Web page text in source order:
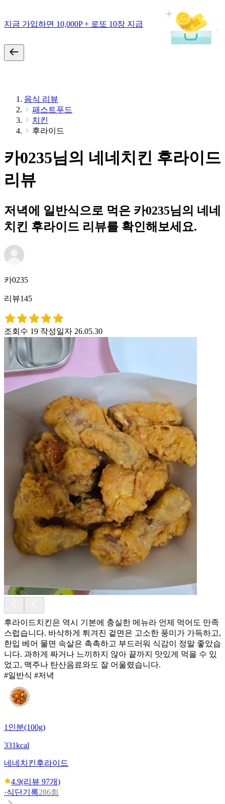
지금 가입하면 10,000P + 로또 10장 지급
음식 리뷰
패스트푸드
치킨
후라이드
카0235님의 네네치킨 후라이드
리뷰
저녁에 일반식으로 먹은 카0235님의 네네
치킨 후라이드 리뷰를 확인해보세요.
카0235
리뷰145
조회수 19 작성일자 26.05.30
후라이드치킨은 역시 기본에 충실한 메뉴라 언제 먹어도 만족
스럽습니다. 바삭하게 튀겨진 겉면은 고소한 풍미가 가득하고,
한입 베어 물면 속살은 촉촉하고 부드러워 식감이 정말 좋았습
니다. 과하게 짜거나 느끼하지 않아 끝까지 맛있게 먹을 수 있
었고, 맥주나 탄산음료와도 잘 어울렸습니다.
#일반식 #저녁
1인분(100g)
331kcal
네네치킨후라이드
4.9(리뷰 97개)
·식단기록286회